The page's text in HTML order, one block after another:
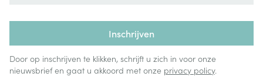
Inschrijven
Door op inschrijven te klikken, schrijft u zich in voor onze
nieuwsbrief en gaat u akkoord met onze privacy policy.